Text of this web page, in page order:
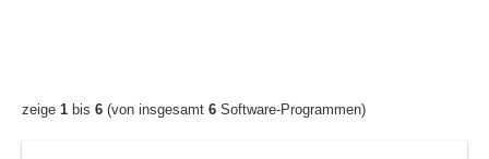
zeige 1 bis 6 (von insgesamt 6 Software-Programmen)